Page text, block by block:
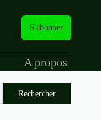
S'abonner
A propos
Rechercher